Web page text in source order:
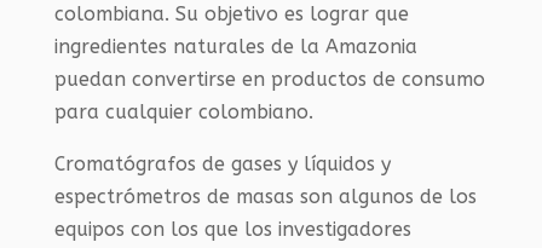
colombiana. Su objetivo es lograr que
ingredientes naturales de la Amazonia
puedan convertirse en productos de consumo
para cualquier colombiano.
Cromatógrafos de gases y líquidos y
espectrómetros de masas son algunos de los
equipos con los que los investigadores